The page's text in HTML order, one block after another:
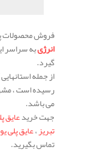
فروش محصولات
انرژیبه سراسر
گیرد.
از جمله
رسیده است ،
می باشد.
جهت خریدعایق
تبریز ،عایق پلی
تماس بگیرید.